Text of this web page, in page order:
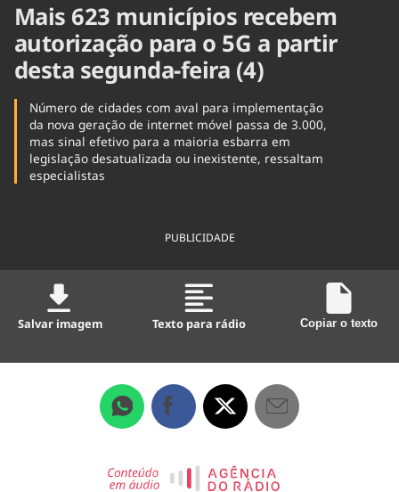
Mais 623 municípios recebem
autorização para o 5G a partir
desta segunda-feira (4)
Número de cidades com aval para implementação
da nova geração de internet móvel passa de 3.000,
mas sinal efetivo para a maioria esbarra em
legislação desatualizada ou inexistente, ressaltam
especialistas
PUBLICIDADE
Salvar imagem Texto para rádio Copiar o texto